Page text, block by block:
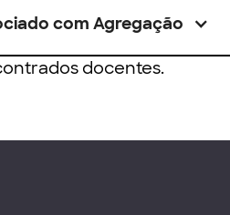
com Agregação
docentes.